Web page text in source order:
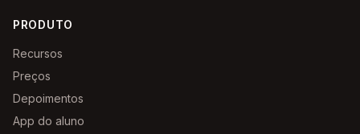
PRODUTO
Recursos
Preços
Depoimentos
App do aluno